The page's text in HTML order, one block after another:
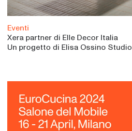
Eventi
Xera partner di Elle Decor Italia
Un progetto di Elisa Ossino Studio